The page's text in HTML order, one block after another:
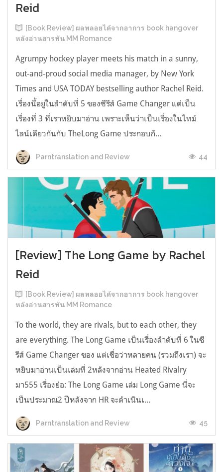
Reid
[Book Review] ผลพลอยได้จากอาการ book hangover
หลังอ่านสารพัน MM Romance
Agrumpy hockey player meets his match in a sunny,
out-and-proud social media manager, by New York
Times and USA TODAY bestselling author Rachel Reid.
เรื่องนี้อยู่ในลำดับที่ 5 ของซีรีส์ Game Changer แต่เป็น
เรื่องที่ 3 ที่เราหยิบมาอ่าน เพราะเห็นว่าเป็นเรื่องในไทม์
ไลน์เดียวกันกับ TheLong Game ประกอบกั...
Parntranslation and Review 44
[Review] The Long Game by Rachel
Reid
[Book Review] ผลพลอยได้จากอาการ book hangover
หลังอ่านสารพัน MM Romance
To the world, they are rivals, but to each other, they
are everything. The Long Game เป็นเรื่องลำดับที่ 6 ในซี
รีส์ Game Changer ของ แต่เชื่อว่าหลายคน (รวมถึงเรา) จะ
หยิบมาอ่านเป็นเล่มที่ 2หลังจากอ่าน Heated Rivalry
มา555 เรื่องย่อ: The Long Game เล่ม Long Game นี่จะ
เป็นประมาณ2 ปีหลังจาก HR จะดำเนินเ...
Parntranslation and Review 45